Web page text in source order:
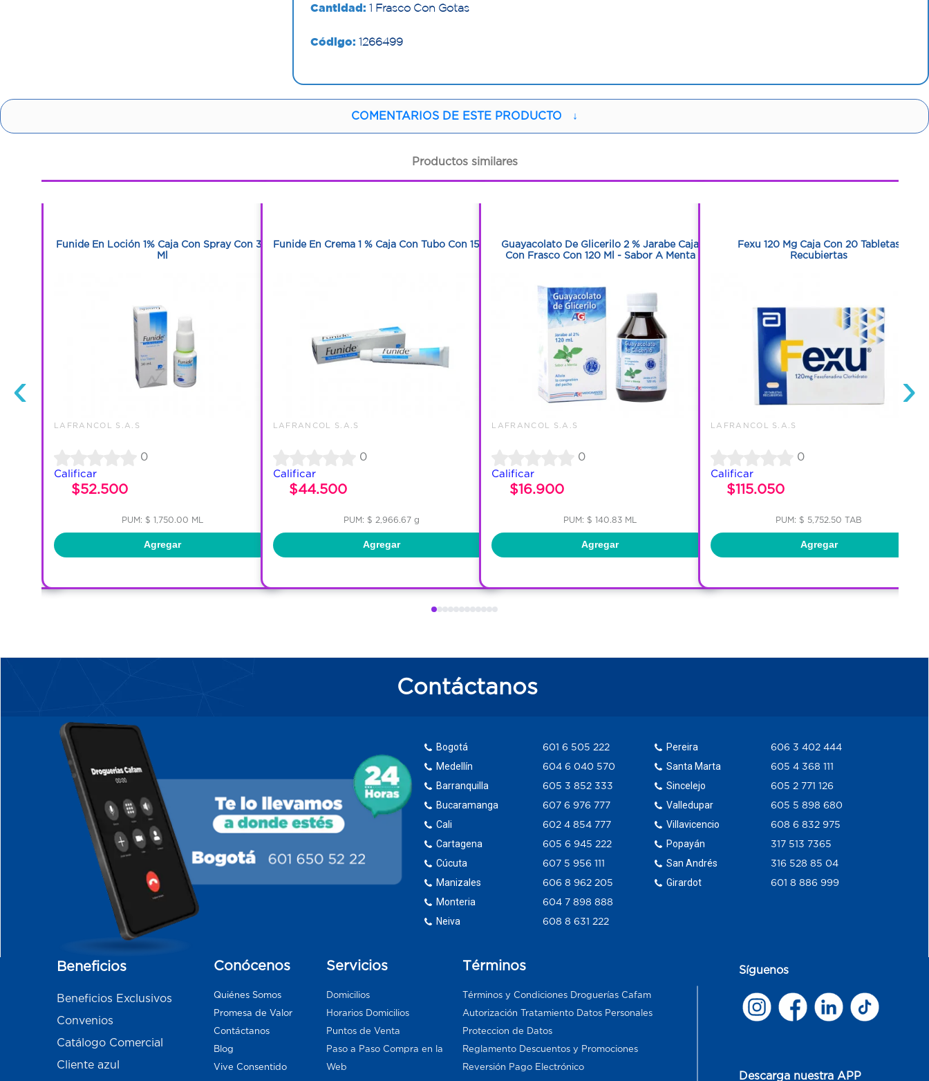
Cantidad: 1 Frasco Con Gotas
Código: 1266499
COMENTARIOS DE ESTE PRODUCTO ↓
Productos similares
‹
Funide En Loción 1% Caja Con Spray Con 30
Ml
LAFRANCOL S.A.S
0
Calificar
$52.500
PUM: $ 1,750.00 ML
Agregar
Funide En Crema 1 % Caja Con Tubo Con 15 G
LAFRANCOL S.A.S
0
Calificar
$44.500
PUM: $ 2,966.67 g
Agregar
Guayacolato De Glicerilo 2 % Jarabe Caja
Con Frasco Con 120 Ml - Sabor A Menta
LAFRANCOL S.A.S
0
Calificar
$16.900
PUM: $ 140.83 ML
Agregar
Fexu 120 Mg Caja Con 20 Tabletas
Recubiertas
LAFRANCOL S.A.S
0
Calificar
$115.050
PUM: $ 5,752.50 TAB
Agregar
›
Contáctanos
Bogotá
Medellín
Barranquilla
Bucaramanga
Cali
Cartagena
Cúcuta
Manizales
Monteria
Neiva
601 6 505 222
604 6 040 570
605 3 852 333
607 6 976 777
602 4 854 777
605 6 945 222
607 5 956 111
606 8 962 205
604 7 898 888
608 8 631 222
Pereira
Santa Marta
Sincelejo
Valledupar
Villavicencio
Popayán
San Andrés
Girardot
606 3 402 444
605 4 368 111
605 2 771 126
605 5 898 680
608 6 832 975
317 513 7365
316 528 85 04
601 8 886 999
Beneficios
Beneficios Exclusivos
Convenios
Catálogo Comercial
Cliente azul
Conócenos
Quiénes Somos
Promesa de Valor
Contáctanos
Blog
Vive Consentido
Servicios
Domicilios
Horarios Domicilios
Puntos de Venta
Paso a Paso Compra en la
Web
Términos
Términos y Condiciones Droguerías Cafam
Autorización Tratamiento Datos Personales
Proteccion de Datos
Reglamento Descuentos y Promociones
Reversión Pago Electrónico
Síguenos
Descarga nuestra APP